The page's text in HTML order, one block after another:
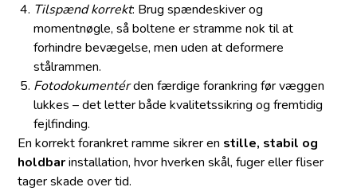
Tilspænd korrekt: Brug spændeskiver og
momentnøgle, så boltene er stramme nok til at
forhindre bevægelse, men uden at deformere
stålrammen.
Fotodokumentérden færdige forankring før væggen
lukkes – det letter både kvalitetssikring og fremtidig
fejlfinding.
En korrekt forankret ramme sikrer en stille, stabil og
holdbarinstallation, hvor hverken skål, fuger eller fliser
tager skade over tid.